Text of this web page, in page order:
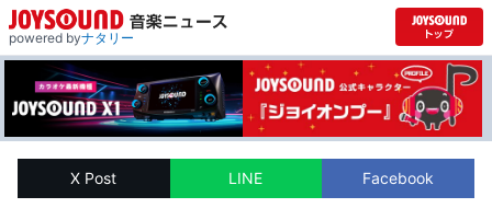
powered byナタリー
X Post LINE Facebook